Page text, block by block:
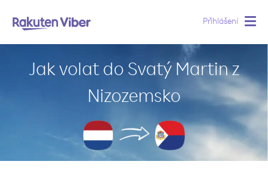
Přihlášení
Jak volat do Svatý Martin z
Nizozemsko